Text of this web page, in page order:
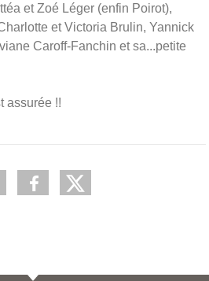
et Zoé Léger (enfin Poirot),
et Victoria Brulin, Yannick
Caroff-Fanchin et sa...petite
assurée !!